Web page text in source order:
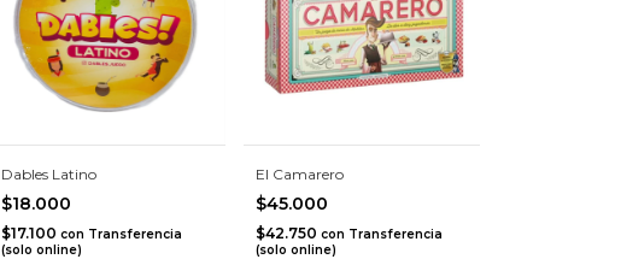
Dables Latino
$18.000
$17.100 con Transferencia
(solo online)
El Camarero
$45.000
$42.750 con Transferencia
(solo online)